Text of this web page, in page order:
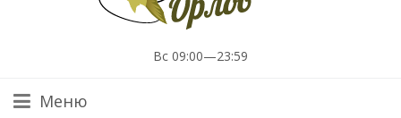
Вс 09:00—23:59
Меню